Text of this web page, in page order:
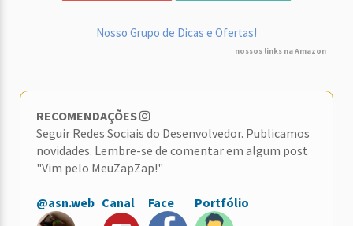
Nosso Grupo de Dicas e Ofertas!
nossos links na Amazon
RECOMENDAÇÕES
Seguir Redes Sociais do Desenvolvedor. Publicamos
novidades. Lembre-se de comentar em algum post
"Vim pelo MeuZapZap!"
@asn.web Canal Face Portfólio